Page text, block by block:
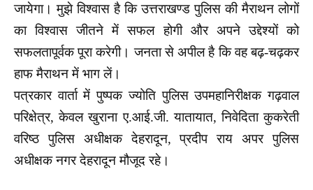
जायेगा। मुझे विश्वास है कि उत्तराखण्ड पुलिस की मैराथन लोगों
का विश्वास जीतने में सफल होगी और अपने उद्देश्यों को
सफलतापूर्वक पूरा करेगी। जनता से अपील है कि वह बढ़-चढ़कर
हाफ मैराथन में भाग लें।
पत्रकार वार्ता में पुष्पक ज्योति पुलिस उपमहानिरीक्षक गढ़वाल
परिक्षेत्र, केवल खुराना ए.आई.जी. यातायात, निवेदिता कुकरेती
वरिष्ठ पुलिस अधीक्षक देहरादून, प्रदीप राय अपर पुलिस
अधीक्षक नगर देहरादून मौजूद रहे।